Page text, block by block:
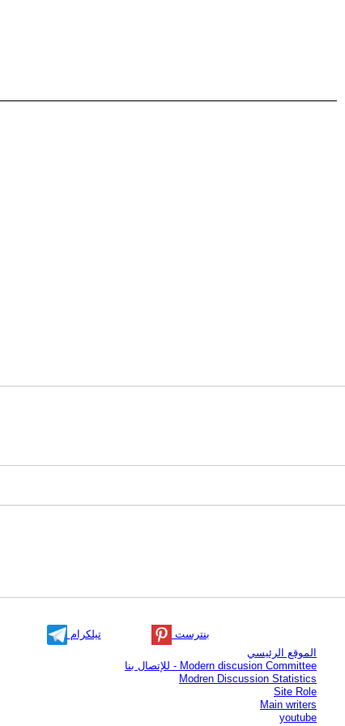
تيلكرام
بنترست
الموقع الرئيسي
Modern discusion Committee - للإتصال بنا
Modren Discussion Statistics
Site Role
Main writers
youtube